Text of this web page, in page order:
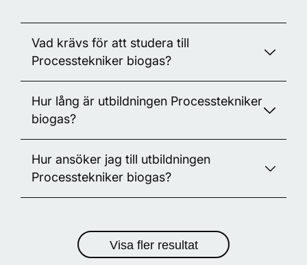
Vad krävs för att studera till
Processtekniker biogas?
För att studera till Processtekniker biogas på
Teknikhögskolan behöver du ha en gymnasieexamen
eller motsvarande och godkänt betyg i Matematik 2.
Hur lång är utbildningen Processtekniker
biogas?
YH-utbildningen till Processtekniker biogas på
Teknikhögskolan är 2 år och läses på heltid.
Hur ansöker jag till utbildningen
Processtekniker biogas?
behöver dulogga in på vår ansökningsportal yh-
antagning.se
Visa fler resultat